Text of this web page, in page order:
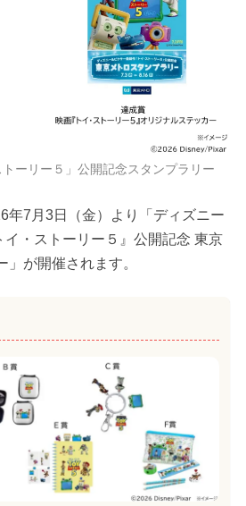
ーリー５」公開記念スタンプラリー
年7月3日（金）より「ディズニー
イ・ストーリー５』公開記念 東京
」が開催されます。